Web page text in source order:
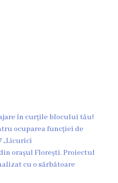
în curțile blocului tău!
ocuparea funcției de
„Licurici
orașul Florești. Proiectul
cu o sărbătoare